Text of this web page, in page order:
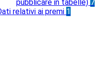
pubblicare in tabelle) 7
relativi ai premi 1